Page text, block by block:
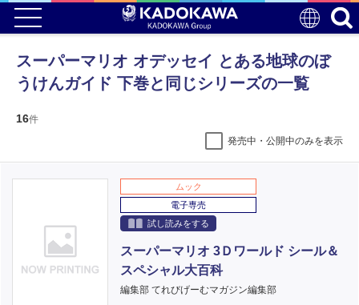
スーパーマリオ オデッセイ とある地球のぼ
うけんガイド 下巻と同じシリーズの一覧
16件
発売中・公開中のみを表示
ムック
電子専売
試し読みをする
スーパーマリオ 3Ｄワールド シール＆
スペシャル大百科
編集部 てれびげーむマガジン編集部